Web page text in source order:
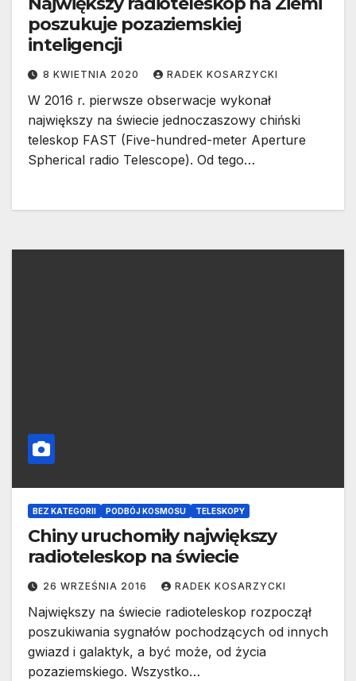
poszukuje pozaziemskiej
inteligencji
8 KWIETNIA 2020 RADEK KOSARZYCKI
W 2016 r. pierwsze obserwacje wykonał
największy na świecie jednoczaszowy chiński
teleskop FAST (Five-hundred-meter Aperture
Spherical radio Telescope). Od tego…
BEZ KATEGORII PODBÓJ KOSMOSU TELESKOPY
Chiny uruchomiły największy
radioteleskop na świecie
26 WRZEŚNIA 2016 RADEK KOSARZYCKI
Największy na świecie radioteleskop rozpoczął
poszukiwania sygnałów pochodzących od innych
gwiazd i galaktyk, a być może, od życia
pozaziemskiego. Wszystko…